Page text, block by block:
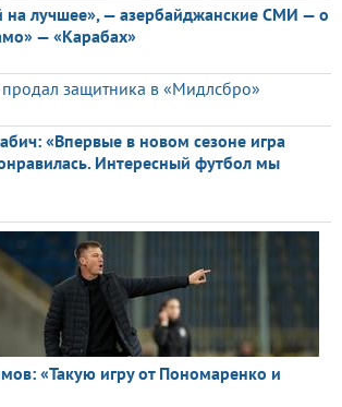
на лучшее», — азербайджанские СМИ — о
— «Карабах»
продал защитника в «Мидлсбро»
«Впервые в новом сезоне игра
Интересный футбол мы
«Такую игру от Пономаренко и